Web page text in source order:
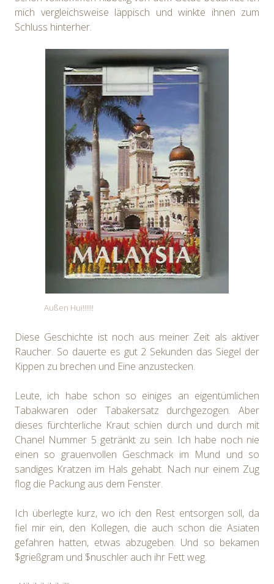
mich vergleichsweise läppisch und winkte ihnen zum
Schluss hinterher.
Außen Hui!!!!!!
Diese Geschichte ist noch aus meiner Zeit als aktiver
Raucher. So dauerte es gut 2 Sekunden das Siegel der
Kippen zu brechen und Eine anzustecken.
Leute, ich habe schon so einiges an eigentümlichen
Tabakwaren oder Tabakersatz durchgezogen. Aber
dieses fürchterliche Kraut schien durch und durch mit
Chanel Nummer 5 getränkt zu sein. Ich habe noch nie
einen so grauenvollen Geschmack im Mund und so
sandiges Kratzen im Hals gehabt. Nach nur einem Zug
flog die Packung aus dem Fenster.
Ich überlegte kurz, wo ich den Rest entsorgen soll, da
fiel mir ein, den Kollegen, die auch schon die Asiaten
gefahren hatten, etwas abzugeben. Und so bekamen
$grießgram und $nuschler auch ihr Fett weg.